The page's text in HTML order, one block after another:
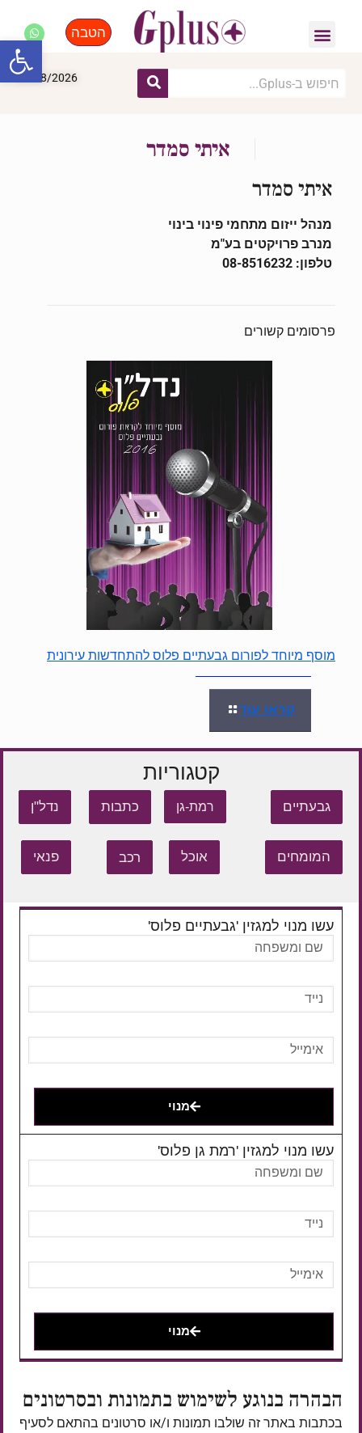
הטבה
09/08/2026
איתי סמדר
איתי סמדר
מנהל ייזום מתחמי פינוי בינוי
מנרב פרויקטים בע"מ
טלפון: 08-8516232
פרסומים קשורים
מוסף מיוחד לפורום גבעתיים פלוס להתחדשות עירונית
קראו עוד
קטגוריות
גבעתיים רמת-גן כתבות נדל"ן
המומחים אוכל רכב פנאי
עשו מנוי למגזין 'גבעתיים פלוס'
מנוי
עשו מנוי למגזין 'רמת גן פלוס'
מנוי
הבהרה בנוגע לשימוש בתמונות ובסרטונים
בכתבות באתר זה שולבו תמונות ו/או סרטונים בהתאם לסעיף
פתח